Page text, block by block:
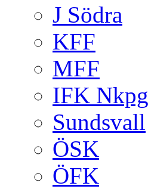
J Södra
KFF
MFF
IFK Nkpg
Sundsvall
ÖSK
ÖFK